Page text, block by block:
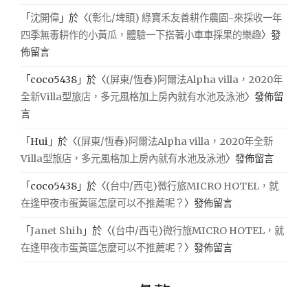
「沈開偉 」於〈(彰化/埤頭) 綠寶禾友善耕作農園-來採收一年
四季無毒耕作的小黃瓜，體驗一下搭著小車車採果的樂趣〉發
佈留言
「 coco5438 」於〈(屏東/恆春)阿爾法Alpha villa，2020年
全新Villa型旅店，多元風格加上房內就有水池及泳池〉發佈留
言
「Hui 」於〈(屏東/恆春)阿爾法Alpha villa，2020年全新
Villa型旅店，多元風格加上房內就有水池及泳池〉發佈留言
「 coco5438 」於〈(台中/西屯)微行旅MICRO HOTEL，就
在逢甲夜市蛋黃區怎麼可以不推薦呢？ 〉發佈留言
「Janet Shih 」於〈(台中/西屯)微行旅MICRO HOTEL，就
在逢甲夜市蛋黃區怎麼可以不推薦呢？ 〉發佈留言